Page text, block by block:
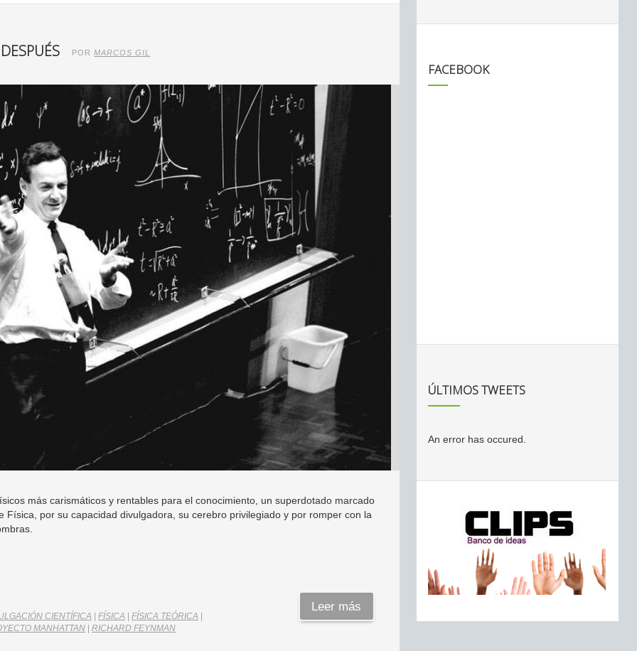
PORMARCOS GIL
más carismáticos y rentables para el conocimiento, un superdotado marcado
por su capacidad divulgadora, su cerebro privilegiado y por romper con la
CIENTÍFICA FÍSICA FÍSICA TEÓRICA
MANHATTAN
RICHARD FEYNMAN
Leer más
FACEBOOK
ÚLTIMOS TWEETS
An error has occured.